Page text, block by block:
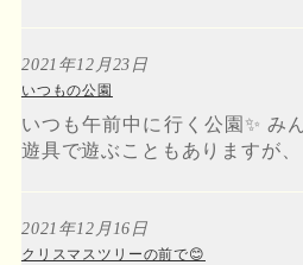
2021年12月23日
いつもの公園
いつも午前中に行く公園✨ み
遊具で遊ぶこともありますが
2021年12月16日
クリスマスツリーの前で😊